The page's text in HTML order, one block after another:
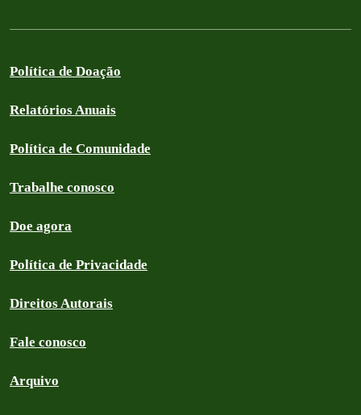
Política de Doação
Relatórios Anuais
Política de Comunidade
Trabalhe conosco
Doe agora
Política de Privacidade
Direitos Autorais
Fale conosco
Arquivo